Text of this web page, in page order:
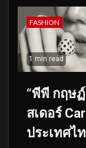
FASHION
1 min read
“พีพี กฤษ
สเดอร์
ประเทศไ